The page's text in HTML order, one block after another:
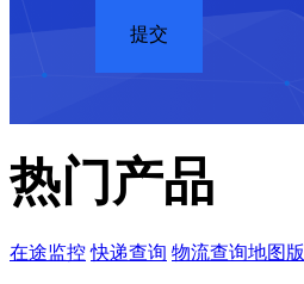
热门产品
在途监控 快递查询 物流查询地图版